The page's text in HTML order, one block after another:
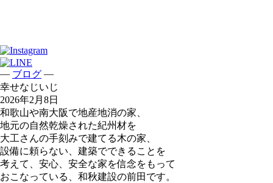
— ブログ —
幸せなじいじ
2026年2月8日
和歌山や南大阪で地産地消の家、
地元の自然乾燥された紀州材を
大工さんの手刻みで建てる木の家、
設備に頼らない、建築でできることを
考えて、安心、安全な家を信念をもって
おこなっている、和秋建設の前田です。